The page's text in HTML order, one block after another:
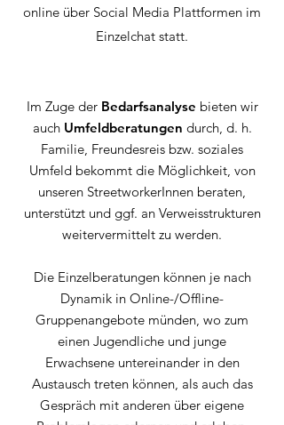
online über Social Media Plattformen im
Einzelchat statt.
Im Zuge der Bedarfsanalyse bieten wir
auch Umfeldberatungen durch, d. h.
Familie, Freundesreis bzw. soziales
Umfeld bekommt die Möglichkeit, von
unseren StreetworkerInnen beraten,
unterstützt und ggf. an Verweisstrukturen
weitervermittelt zu werden.
Die Einzelberatungen können je nach
Dynamik in Online-/Offline-
Gruppenangebote münden, wo zum
einen Jugendliche und junge
Erwachsene untereinander in den
Austausch treten können, als auch das
Gespräch mit anderen über eigene